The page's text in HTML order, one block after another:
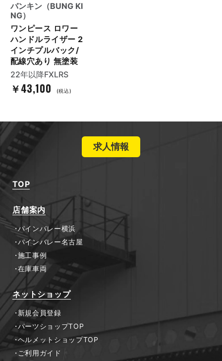
バンキン（BUNG KI
NG）
ワンピース ロワー
ハンドルライザー 2
インチプルバック/
配線穴あり 無塗装
22年以降FXLRS
￥43,100 (税込)
求人情報
TOP
店舗案内
パインバレー横浜
パインバレー名古屋
施工事例
在庫車両
ネットショップ
新規会員登録
パーツショップTOP
ヘルメットショップTOP
ご利用ガイド